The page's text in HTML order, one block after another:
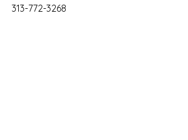
313-772-3268